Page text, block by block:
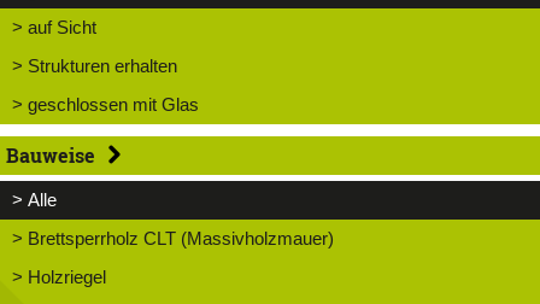
> auf Sicht
> Strukturen erhalten
> geschlossen mit Glas
Bauweise
> Alle
> Brettsperrholz CLT (Massivholzmauer)
> Holzriegel